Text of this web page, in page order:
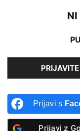
NI
Prijavi s
Prijavi z